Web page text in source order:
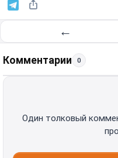
←
Комментарии 0
Один толковый